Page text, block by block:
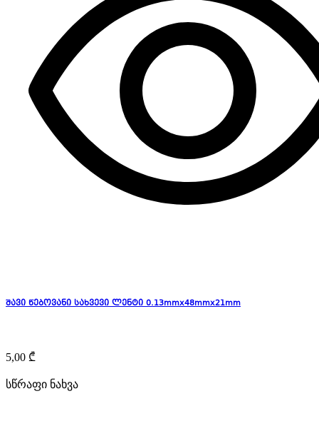
შავი წებოვანი სახვევი ლენტი 0.13mmx48mmx21mm
5,00 ₾
სწრაფი ნახვა